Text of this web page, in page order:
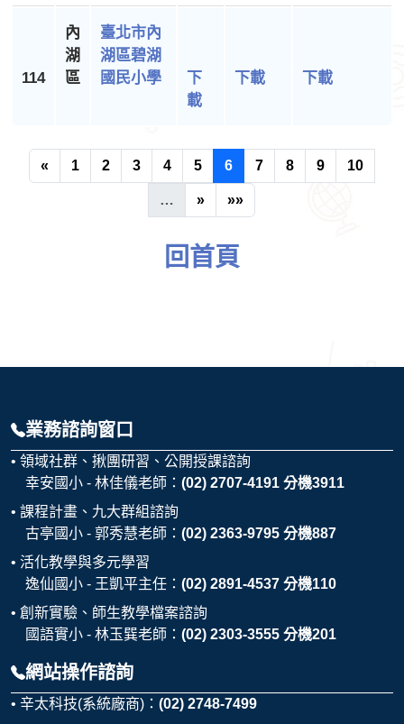
114
內
湖
區
臺北市內
湖區碧湖
國民小學
下
載
下載 下載
« 1 2 3 4 5 6 7 8 9 10
… » »»
回首頁
業務諮詢窗口
領域社群、揪團研習、公開授課諮詢
幸安國小 - 林佳儀老師： (02) 2707-4191 分機3911
課程計畫、九大群組諮詢
古亭國小 - 郭秀慧老師： (02) 2363-9795 分機887
活化教學與多元學習
逸仙國小 - 王凱平主任： (02) 2891-4537 分機110
創新實驗、師生教學檔案諮詢
國語實小 - 林玉巽老師： (02) 2303-3555 分機201
網站操作諮詢
辛太科技(系統廠商)： (02) 2748-7499